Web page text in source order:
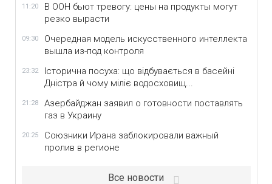
11:20
В ООН бьют тревогу: цены на продукты могут
резко вырасти
09:30
Очередная модель искусственного интеллекта
вышла из-под контроля
23:32
Історична посуха: що відбувається в басейні
Дністра й чому міліє водосховищ...
21:28
Азербайджан заявил о готовности поставлять
газ в Украину
20:25
Союзники Ирана заблокировали важный
пролив в регионе
Все новости